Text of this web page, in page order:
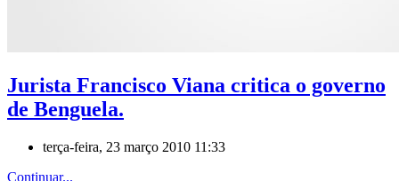
Jurista Francisco Viana critica o governo
de Benguela.
terça-feira, 23 março 2010 11:33
Continuar...